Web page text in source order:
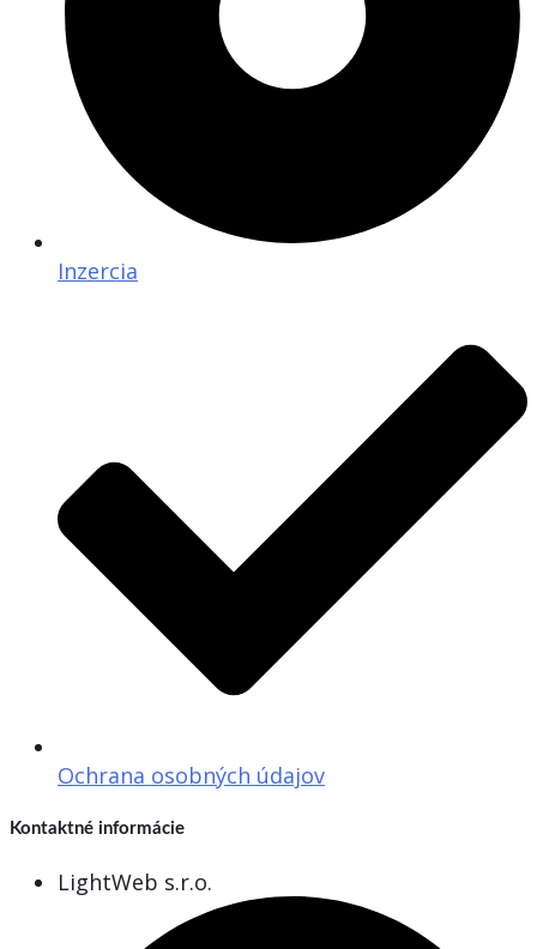
Inzercia
Ochrana osobných údajov
Kontaktné informácie
LightWeb s.r.o.